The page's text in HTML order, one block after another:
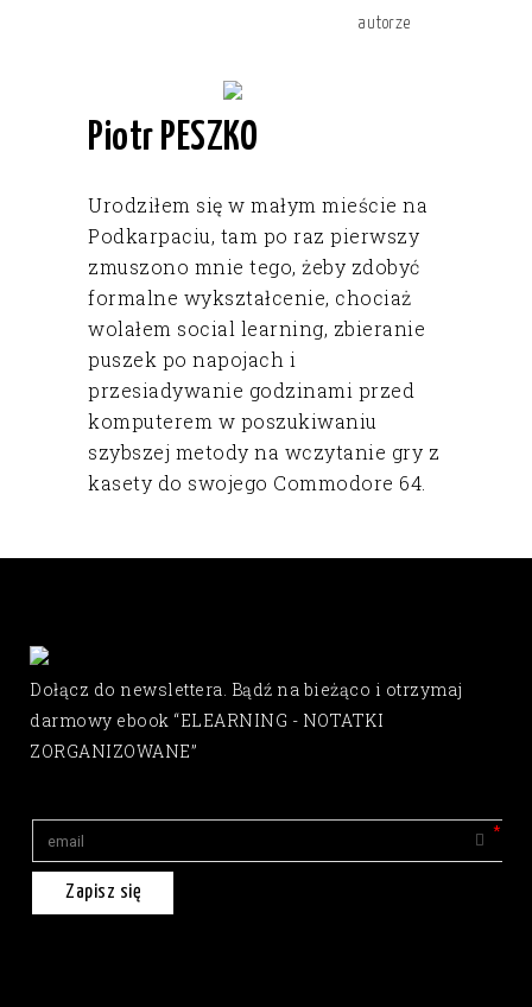
Piotr PESZKO
Urodziłem się w małym mieście na
Podkarpaciu, tam po raz pierwszy
zmuszono mnie tego, żeby zdobyć
formalne wykształcenie, chociaż
wolałem social learning, zbieranie
puszek po napojach i
przesiadywanie godzinami przed
komputerem w poszukiwaniu
szybszej metody na wczytanie gry z
kasety do swojego Commodore 64.
Dołącz do newslettera. Bądź na bieżąco i otrzymaj
darmowy ebook “ELEARNING - NOTATKI
ZORGANIZOWANE”
Zapisz się